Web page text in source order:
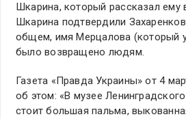
Шкарина, который рассказал ему
Шкарина подтвердили
общем, имя Мерцалова (который
было возвращено людям.
Газета «Правда Украины» от 4
об этом: «В музее
стоит большая пальма,